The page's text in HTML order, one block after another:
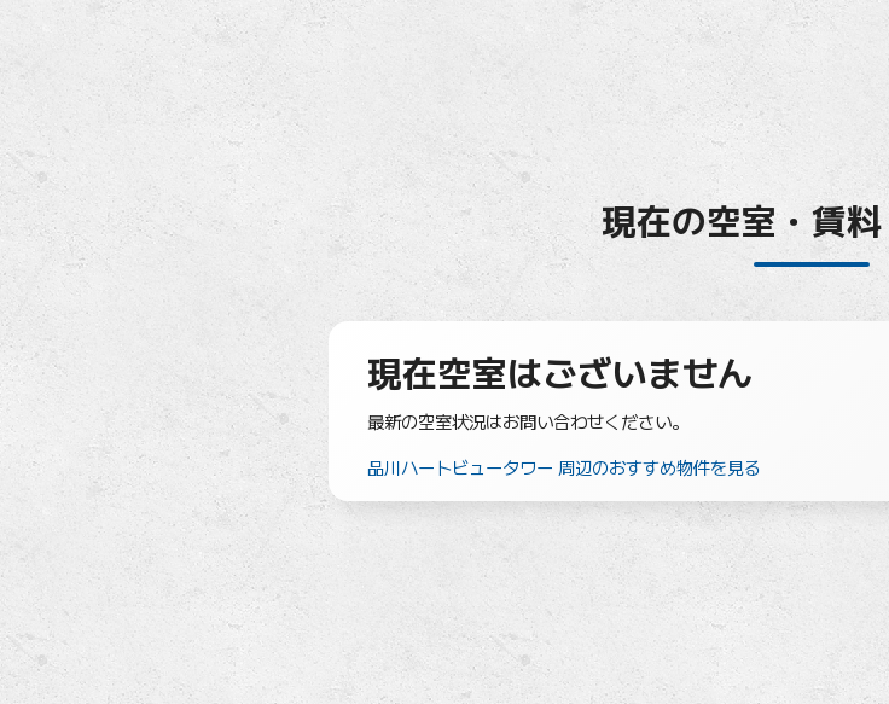
現在の空室・賃
現在空室はございません
最新の空室状況はお問い合わせください。
品川ハートビュータワー 周辺のおすすめ物件を見る